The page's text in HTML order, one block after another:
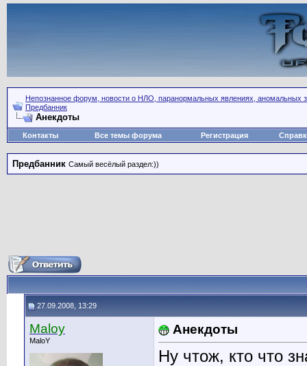
Непознанное форум, новости о НЛО, паранормальных явлениях, аномальных
Предбанник
Анекдоты
Контакты Все темы форума Регистрация
Предбанник Самый весёлый раздел:))
27.09.2008, 13:29
Maloy
MaloY
Анекдоты
Ну чтож, кто что